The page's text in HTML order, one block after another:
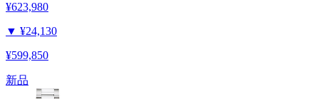
¥623,980
▼ ¥24,130
¥599,850
新品